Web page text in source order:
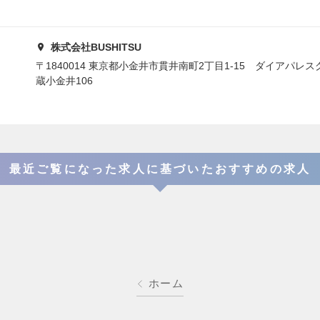
株式会社BUSHITSU
〒1840014 東京都小金井市貫井南町2丁目1-15 ダイアパレス
蔵小金井106
最近ご覧になった求人に基づいたおすすめの求人
ホーム